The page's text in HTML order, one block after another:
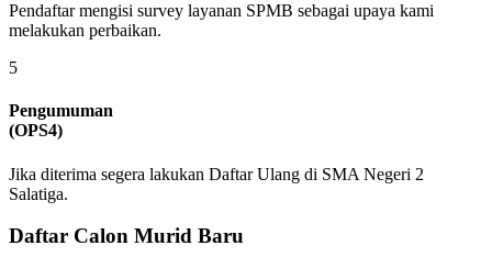
Pendaftar mengisi survey layanan SPMB sebagai upaya kami
melakukan perbaikan.
5
Pengumuman
(OPS4)
Jika diterima segera lakukan Daftar Ulang di SMA Negeri 2
Salatiga.
Daftar Calon Murid Baru